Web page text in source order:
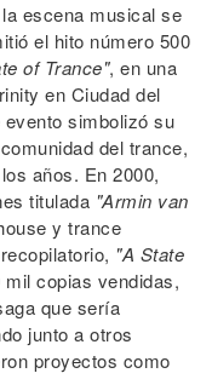
escena musical se
el hito número 500
of Trance", en una
en Ciudad del
simbolizó su
del trance,
años. En 2000,
titulada "Armin van
y trance
"A State
copias vendidas,
que sería
junto a otros
proyectos como